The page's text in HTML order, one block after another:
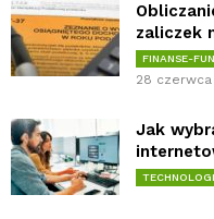
zaliczek
FINANSE-
28 czerwca
Jak